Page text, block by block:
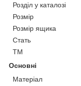
Розділ у каталозі
Розмір
Розмір ящика
Стать
ТМ
Основні
Матеріал